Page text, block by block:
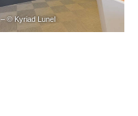
– © Kyriad Lunel